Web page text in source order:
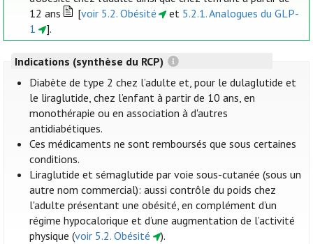
12 ans
[voir 5.2. Obésité et 5.2.1. Analogues du GLP-
1
].
Indications (synthèse du RCP)
Diabète de type 2 chez l’adulte et, pour le dulaglutide et
le liraglutide, chez l’enfant à partir de 10 ans, en
monothérapie ou en association à d'autres
antidiabétiques.
Ces médicaments ne sont remboursés que sous certaines
conditions.
Liraglutide et sémaglutide par voie sous-cutanée (sous un
autre nom commercial): aussi contrôle du poids chez
l'adulte présentant une obésité, en complément d’un
régime hypocalorique et d’une augmentation de l’activité
physique (voir 5.2. Obésité ).